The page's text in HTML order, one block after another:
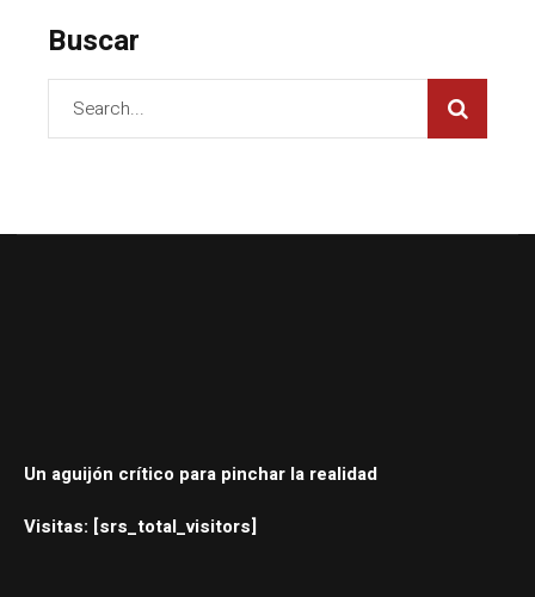
Buscar
Un aguijón crítico para pinchar la realidad
Visitas: [srs_total_visitors]